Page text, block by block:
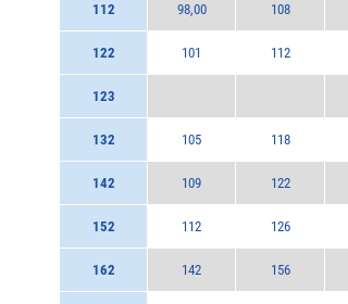
112 98,00 108
122 101 112
123
132 105 118
142 109 122
152 112 126
162 142 156